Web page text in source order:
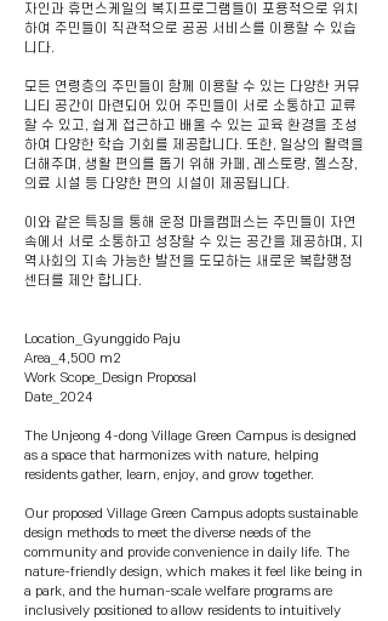
자인과 휴먼스케일의 복지프로그램들이 포용적으로 위치
하여 주민들이 직관적으로 공공 서비스를 이용할 수 있습
니다.
모든 연령층의 주민들이 함께 이용할 수 있는 다양한 커뮤
니티 공간이 마련되어 있어 주민들이 서로 소통하고 교류
할 수 있고, 쉽게 접근하고 배울 수 있는 교육 환경을 조성
하여 다양한 학습 기회를 제공합니다. 또한, 일상의 활력을
더해주며, 생활 편의를 돕기 위해 카페, 레스토랑, 헬스장,
의료 시설 등 다양한 편의 시설이 제공됩니다.
이와 같은 특징을 통해 운정 마을캠퍼스는 주민들이 자연
속에서 서로 소통하고 성장할 수 있는 공간을 제공하며, 지
역사회의 지속 가능한 발전을 도모하는 새로운 복합행정
센터를 제안 합니다.
Location_Gyunggido Paju
Area_4,500 m2
Work Scope_Design Proposal
Date_2024
The Unjeong 4-dong Village Green Campus is designed
as a space that harmonizes with nature, helping
residents gather, learn, enjoy, and grow together.
Our proposed Village Green Campus adopts sustainable
design methods to meet the diverse needs of the
community and provide convenience in daily life. The
nature-friendly design, which makes it feel like being in
a park, and the human-scale welfare programs are
inclusively positioned to allow residents to intuitively